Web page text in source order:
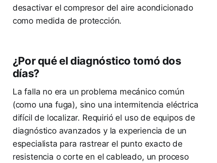
desactivar el compresor del aire acondicionado
como medida de protección.
¿Por qué el diagnóstico tomó dos
días?
La falla no era un problema mecánico común
(como una fuga), sino una intermitencia eléctrica
difícil de localizar. Requirió el uso de equipos de
diagnóstico avanzados y la experiencia de un
especialista para rastrear el punto exacto de
resistencia o corte en el cableado, un proceso